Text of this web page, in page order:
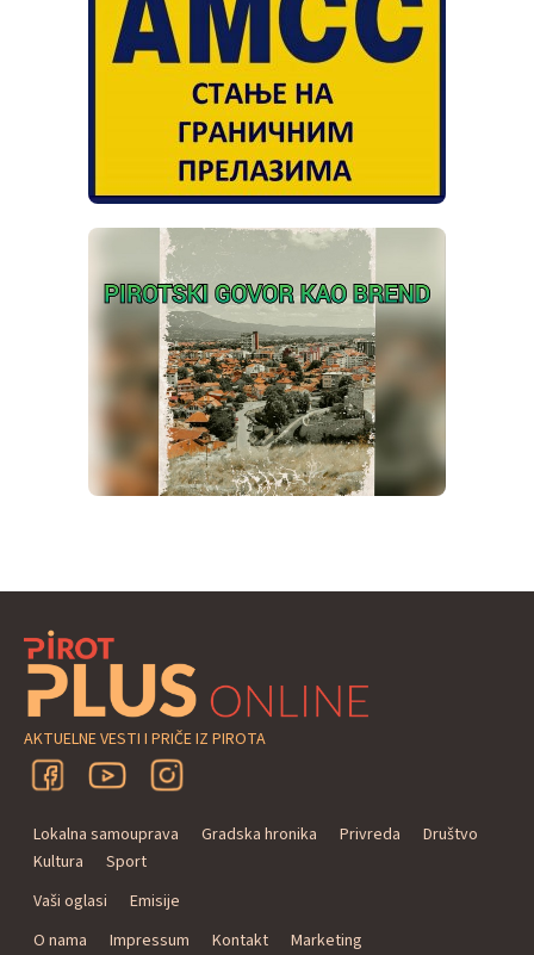
AKTUELNE VESTI I PRIČE IZ PIROTA
Lokalna samouprava Gradska hronika Privreda
Društvo
Kultura
Sport
Vaši oglasi
Emisije
O nama
Impressum Kontakt Marketing